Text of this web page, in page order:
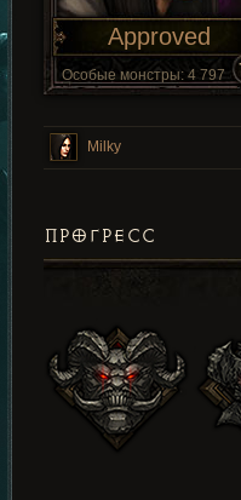
Approved
Особые монстры: 4 797
Milky
ПРОГРЕСС